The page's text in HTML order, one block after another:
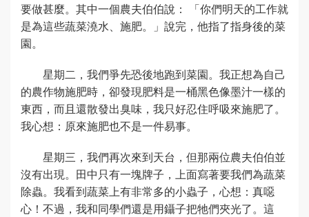
要做甚麼。其中一個農夫伯伯說： 「你們明天的工作就
是為這些蔬菜澆水、施肥。」說完，他指了指身後的菜
園。
星期二，我們爭先恐後地跑到菜園。我正想為自己
的農作物施肥時，卻發現肥料是一桶黑色像墨汁一樣的
東西，而且還散發出臭味，我只好忍住呼吸來施肥了。
我心想：原來施肥也不是一件易事。
星期三，我們再次來到天台，但那兩位農夫伯伯並
沒有出現。田中只有一塊牌子，上面寫著要我們為蔬菜
除蟲。我看到蔬菜上有非常多的小蟲子，心想：真噁
心！不過，我和同學們還是用鑷子把牠們夾光了。這